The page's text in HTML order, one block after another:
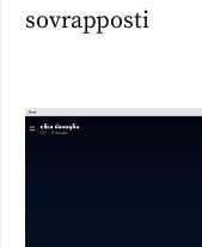
sovrapposti